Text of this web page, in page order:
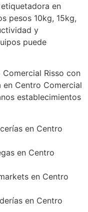
en
pesos 10kg, 15kg,
y
puede
Risso con
Centro Comercial
establecimientos
en Centro
en Centro
en Centro
en Centro